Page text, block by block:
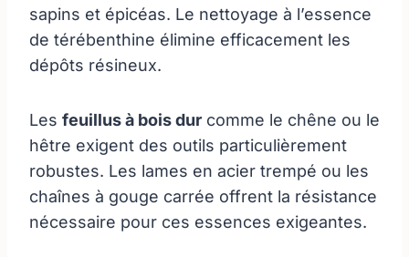
sapins et épicéas. Le nettoyage à l’essence
de térébenthine élimine efficacement les
dépôts résineux.
Les feuillus à bois dur comme le chêne ou le
hêtre exigent des outils particulièrement
robustes. Les lames en acier trempé ou les
chaînes à gouge carrée offrent la résistance
nécessaire pour ces essences exigeantes.